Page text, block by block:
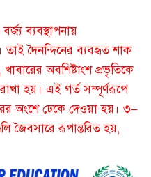
ব্যবস্থাপনায়
দৈনন্দিনের ব্যবহৃত শাক
অবশিষ্টাংশ প্রভৃতিকে
হয়। এই গর্ত সম্পূর্ণরূপে
অংশে ঢেকে দেওয়া হয়। ৩–
জৈবসারে রূপান্তরিত হয়,